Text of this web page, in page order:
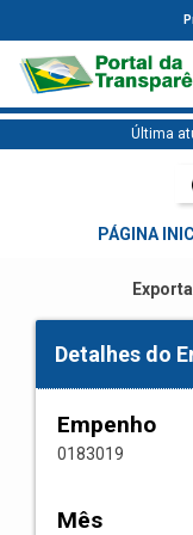
Última
PÁGINA
Detalhes do
Empenho
0183019
Mês